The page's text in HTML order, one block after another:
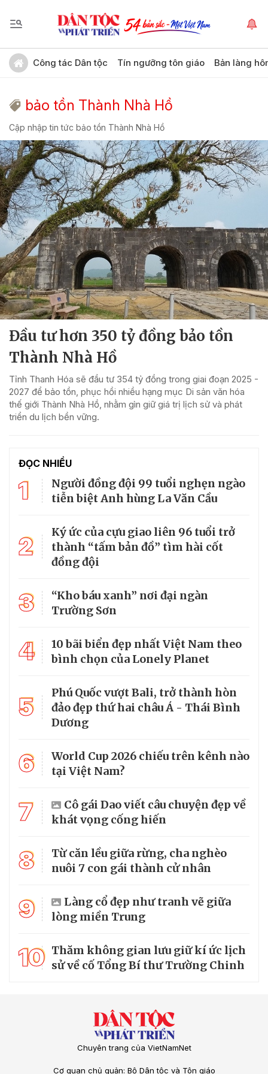
Công tác Dân tộc Tín ngưỡng tôn giáo Bản làng
bảo tồn Thành Nhà Hồ
Cập nhập tin tức bảo tồn Thành Nhà Hồ
Đầu tư hơn 350 tỷ đồng bảo tồn
Thành Nhà Hồ
Tỉnh Thanh Hóa sẽ đầu tư 354 tỷ đồng trong giai đoạn 2025 -
2027 để bảo tồn, phục hồi nhiều hạng mục Di sản văn hóa
thế giới Thành Nhà Hồ, nhằm gìn giữ giá trị lịch sử và phát
triển du lịch bền vững.
ĐỌC NHIỀU
1
Người đồng đội 99 tuổi nghẹn ngào
tiễn biệt Anh hùng La Văn Cầu
2
Ký ức của cựu giao liên 96 tuổi trở
thành “tấm bản đồ” tìm hài cốt
đồng đội
3
“Kho báu xanh” nơi đại ngàn
Trường Sơn
4
10 bãi biển đẹp nhất Việt Nam theo
bình chọn của Lonely Planet
5
Phú Quốc vượt Bali, trở thành hòn
đảo đẹp thứ hai châu Á - Thái Bình
Dương
6
World Cup 2026 chiếu trên kênh nào
tại Việt Nam?
7
Cô gái Dao viết câu chuyện đẹp về
khát vọng cống hiến
8
Từ căn lều giữa rừng, cha nghèo
nuôi 7 con gái thành cử nhân
9
Làng cổ đẹp như tranh vẽ giữa
lòng miền Trung
10 Thăm không gian lưu giữ kí ức lịch
sử về cố Tổng Bí thư Trường Chinh
Chuyên trang của VietNamNet
Cơ quan chủ quản: Bộ Dân tộc và Tôn giáo